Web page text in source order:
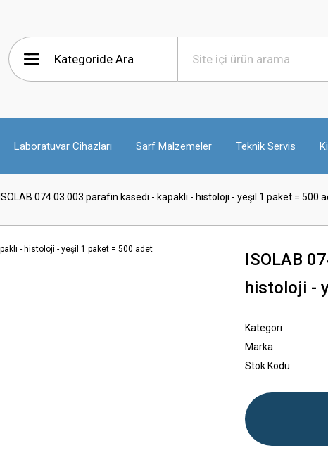
Laboratuvar Cihazları Sarf Malzemeler Teknik Servis
ISOLAB 074.03.003 parafin kasedi - kapaklı - histoloji - yeşil 1 paket = 500
ISOLAB
histoloji -
Kategori
Marka
Stok Kodu